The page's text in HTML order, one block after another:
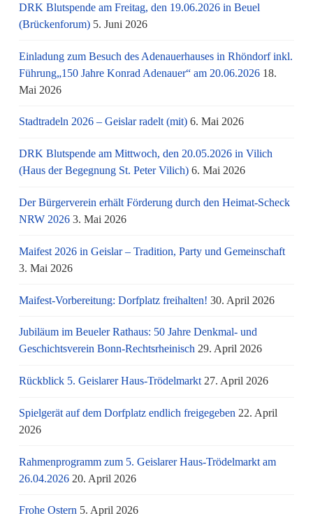
DRK Blutspende am Freitag, den 19.06.2026 in Beuel
(Brückenforum) 5. Juni 2026
Einladung zum Besuch des Adenauerhauses in Rhöndorf inkl.
Führung„150 Jahre Konrad Adenauer“ am 20.06.2026 18.
Mai 2026
Stadtradeln 2026 – Geislar radelt (mit) 6. Mai 2026
DRK Blutspende am Mittwoch, den 20.05.2026 in Vilich
(Haus der Begegnung St. Peter Vilich) 6. Mai 2026
Der Bürgerverein erhält Förderung durch den Heimat-Scheck
NRW 2026 3. Mai 2026
Maifest 2026 in Geislar – Tradition, Party und Gemeinschaft
3. Mai 2026
Maifest-Vorbereitung: Dorfplatz freihalten! 30. April 2026
Jubiläum im Beueler Rathaus: 50 Jahre Denkmal- und
Geschichtsverein Bonn-Rechtsrheinisch 29. April 2026
Rückblick 5. Geislarer Haus-Trödelmarkt 27. April 2026
Spielgerät auf dem Dorfplatz endlich freigegeben 22. April
2026
Rahmenprogramm zum 5. Geislarer Haus-Trödelmarkt am
26.04.2026 20. April 2026
Frohe Ostern 5. April 2026